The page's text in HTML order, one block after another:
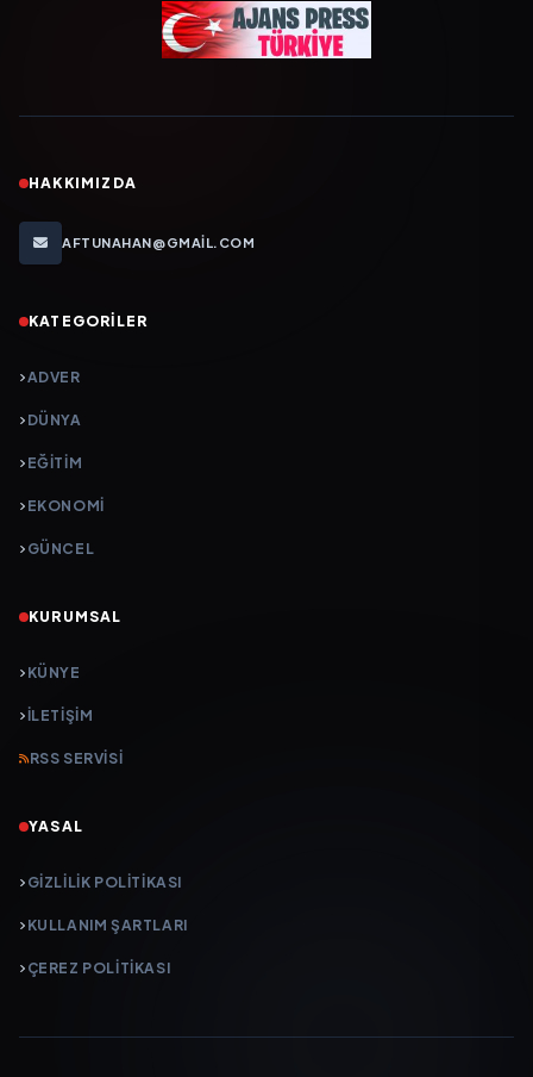
HAKKIMIZDA
AFTUNAHAN@GMAIL.COM
KATEGORILER
ADVER
DÜNYA
EĞİTİM
EKONOMİ
GÜNCEL
KURUMSAL
KÜNYE
İLETIŞIM
RSS SERVISI
YASAL
GIZLILIK POLITIKASI
KULLANIM ŞARTLARI
ÇEREZ POLITIKASI